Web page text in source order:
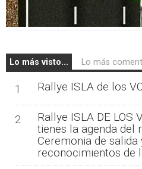
Lo más visto... Lo más
1 Rallye ISLA de los
2
Rallye ISLA DE LOS
tienes la agenda del
Ceremonia de salida
reconocimientos de